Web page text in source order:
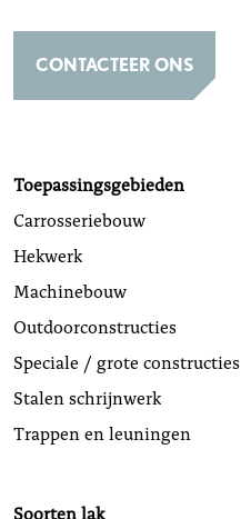
CONTACTEER ONS
Toepassingsgebieden
Carrosseriebouw
Hekwerk
Machinebouw
Outdoorconstructies
Speciale / grote constructies
Stalen schrijnwerk
Trappen en leuningen
Soorten lak